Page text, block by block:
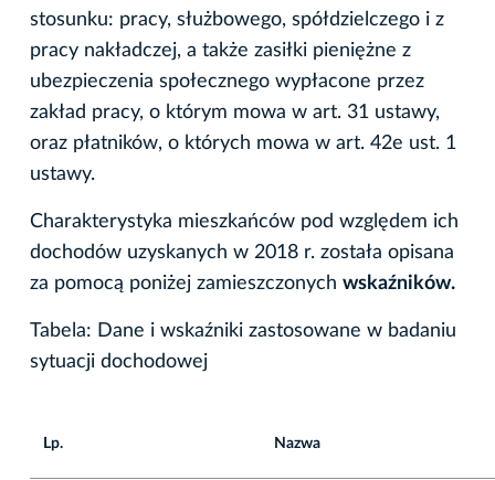
stosunku: pracy, służbowego, spółdzielczego i z
pracy nakładczej, a także zasiłki pieniężne z
ubezpieczenia społecznego wypłacone przez
zakład pracy, o którym mowa w art. 31 ustawy,
oraz płatników, o których mowa w art. 42e ust. 1
ustawy.
Charakterystyka mieszkańców pod względem ich
dochodów uzyskanych w 2018 r. została opisana
za pomocą poniżej zamieszczonych wskaźników.
Tabela: Dane i wskaźniki zastosowane w badaniu
sytuacji dochodowej
Lp. Nazwa